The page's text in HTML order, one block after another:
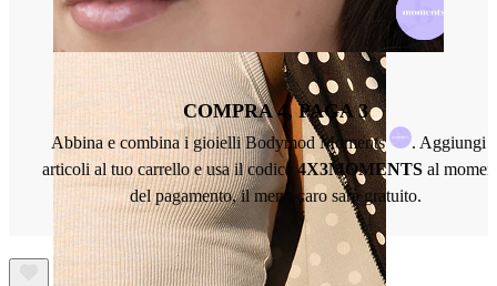
COMPRA 4, PAGA 3
Abbina e combina i gioielli Bodymod Moments
. Aggiungi
articoli al tuo carrello e usa il codice4X3MOMENTSal
del pagamento, il meno caro sarà gratuito.